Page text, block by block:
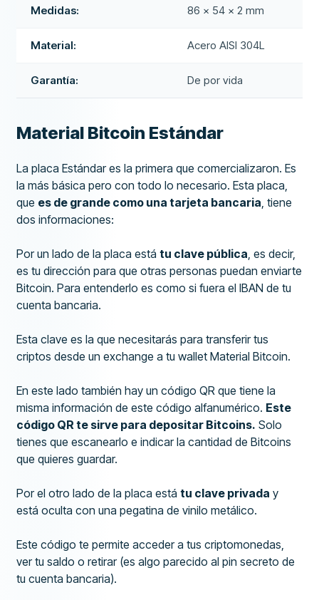
Medidas: 86 x 54 x 2 mm
Material: Acero AISI 304L
Garantía: De por vida
Material Bitcoin Estándar
La placa Estándar es la primera que comercializaron. Es
la más básica pero con todo lo necesario. Esta placa,
que es de grande como una tarjeta bancaria, tiene
dos informaciones:
Por un lado de la placa estátu clave pública, es decir,
es tu dirección para que otras personas puedan enviarte
Bitcoin. Para entenderlo es como si fuera el IBAN de tu
cuenta bancaria.
Esta clave es la que necesitarás para transferir tus
criptos desde un exchange a tu wallet Material Bitcoin.
En este lado también hay un código QR que tiene la
misma información de este código alfanumérico. Este
código QR te sirve para depositar Bitcoins. Solo
tienes que escanearlo e indicar la cantidad de Bitcoins
que quieres guardar.
Por el otro lado de la placa estátu clave privada y
está oculta con una pegatina de vinilo metálico.
Este código te permite acceder a tus criptomonedas,
ver tu saldo o retirar (es algo parecido al pin secreto de
tu cuenta bancaria).